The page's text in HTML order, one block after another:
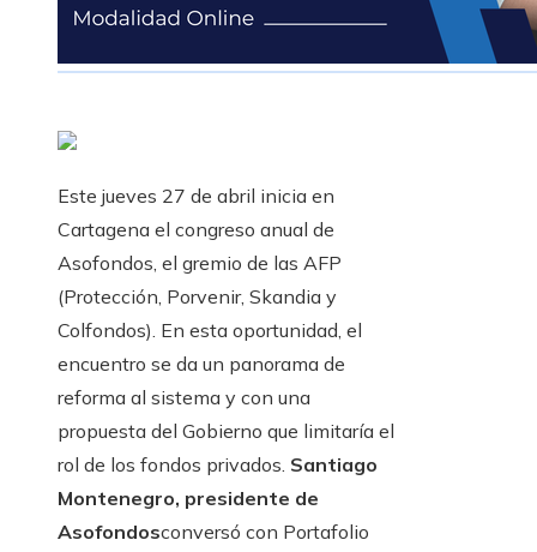
Este jueves 27 de abril inicia en
Cartagena el congreso anual de
Asofondos, el gremio de las AFP
(Protección, Porvenir, Skandia y
Colfondos). En esta oportunidad, el
encuentro se da un panorama de
reforma al sistema y con una
propuesta del Gobierno que limitaría el
rol de los fondos privados. Santiago
Montenegro, presidente de
Asofondosconversó con Portafolio